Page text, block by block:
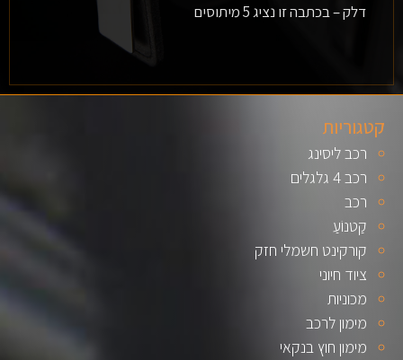
דלק – בכתבה זו נציג 5 מיתוסים
קטגוריות
רכב ליסינג
רכב 4 גלגלים
רכב
קַטנוֹעַ
קורקינט חשמלי חזק
ציוד חיוני
מכוניות
מימון לרכב
מימון חוץ בנקאי